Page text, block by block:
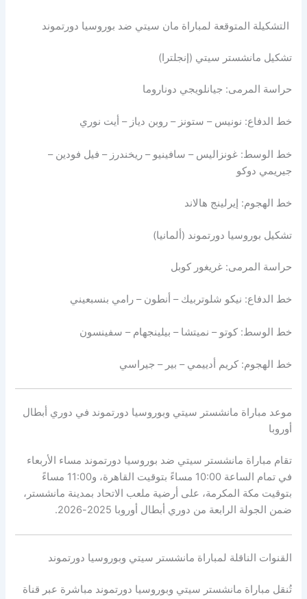
التشكيلة المتوقعة لمباراة مان سيتي ضد بوروسيا دورتموند
تشكيل مانشستر سيتي (إنجلترا)
حراسة المرمى: جيانلويجي دوناروما
خط الدفاع: نونيس – ستونز – روبن دياز – أيت نوري
خط الوسط: غونزاليس – سافينيو – ريخندرز – فيل فودين –
جيريمي دوكو
خط الهجوم: إيرلينج هالاند
تشكيل بوروسيا دورتموند (ألمانيا)
حراسة المرمى: غريغور كوبل
خط الدفاع: نيكو شلوتربيك – أنطون – رامي بنسبعيني
خط الوسط: كوتو – نميتشا – بيلينجهام – سفينسون
خط الهجوم: كريم أدييمي – بير – جيراسي
موعد مباراة مانشستر سيتي وبوروسيا دورتموند في دوري أبطال
أوروبا
تقام مباراة مانشستر سيتي ضد بوروسيا دورتموند مساء الأربعاء
في تمام الساعة 10:00 مساءً بتوقيت القاهرة، و11:00 مساءً
بتوقيت مكة المكرمة، على أرضية ملعب الاتحاد بمدينة مانشستر،
ضمن الجولة الرابعة من دوري أبطال أوروبا 2025-2026.
القنوات الناقلة لمباراة مانشستر سيتي وبوروسيا دورتموند
تُنقل مباراة مانشستر سيتي وبوروسيا دورتموند مباشرة عبر قناة